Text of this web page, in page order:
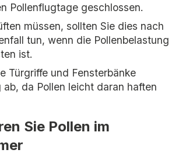
Pollenflugtage geschlossen.
müssen, sollten Sie dies nach
tun, wenn die Pollenbelastung
ist.
Türgriffe und Fensterbänke
ab, da Pollen leicht daran haften
Sie Pollen im